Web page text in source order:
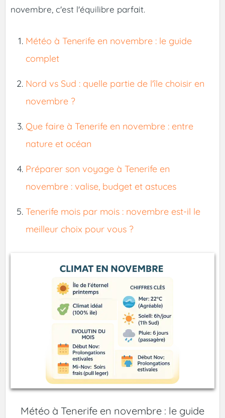
novembre, c'est l'équilibre parfait.
Météo à Tenerife en novembre : le guide
complet
Nord vs Sud : quelle partie de l'île choisir en
novembre ?
Que faire à Tenerife en novembre : entre
nature et océan
Préparer son voyage à Tenerife en
novembre : valise, budget et astuces
Tenerife mois par mois : novembre est-il le
meilleur choix pour vous ?
Météo à Tenerife en novembre : le guide